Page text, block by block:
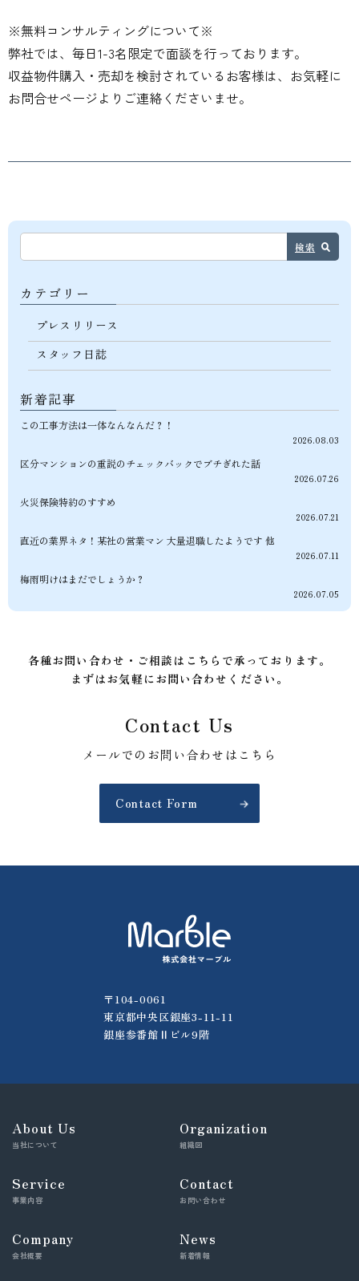
※無料コンサルティングについて※
弊社では、毎日1-3名限定で面談を行っております。
収益物件購入・売却を検討されているお客様は、お気軽に
お問合せページよりご連絡くださいませ。
検索
カテゴリー
プレスリリース
スタッフ日誌
新着記事
この工事方法は一体なんなんだ？！
2026.08.03
区分マンションの重説のチェックバックでブチぎれた話
2026.07.26
火災保険特約のすすめ
2026.07.21
直近の業界ネタ！某社の営業マン 大量退職したようです 他
2026.07.11
梅雨明けはまだでしょうか？
2026.07.05
各種お問い合わせ・ご相談はこちらで承っております。
まずはお気軽にお問い合わせください。
Contact Us
メールでのお問い合わせはこちら
Contact Form
〒104-0061
東京都中央区銀座3-11-11
銀座参番館Ⅱビル9階
About Us
当社について
Service
事業内容
Company
会社概要
Organization
組織図
Contact
お問い合わせ
News
新着情報